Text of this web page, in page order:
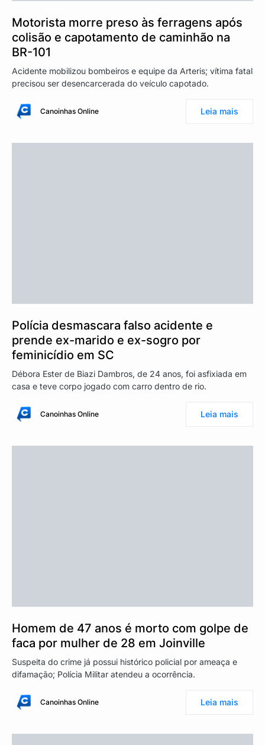
Motorista morre preso às ferragens após
colisão e capotamento de caminhão na
BR-101
Acidente mobilizou bombeiros e equipe da Arteris; vítima fatal
precisou ser desencarcerada do veículo capotado.
Canoinhas Online Leia mais
Polícia desmascara falso acidente e
prende ex-marido e ex-sogro por
feminicídio em SC
Débora Ester de Biazi Dambros, de 24 anos, foi asfixiada em
casa e teve corpo jogado com carro dentro de rio.
Canoinhas Online Leia mais
Homem de 47 anos é morto com golpe de
faca por mulher de 28 em Joinville
Suspeita do crime já possui histórico policial por ameaça e
difamação; Polícia Militar atendeu a ocorrência.
Canoinhas Online Leia mais